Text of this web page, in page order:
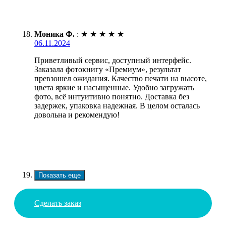
Моника Ф. : ★ ★ ★ ★ ★
06.11.2024
Приветливый сервис, доступный интерфейс.
Заказала фотокнигу «Премиум», результат
превзошел ожидания. Качество печати на высоте,
цвета яркие и насыщенные. Удобно загружать
фото, всё интуитивно понятно. Доставка без
задержек, упаковка надежная. В целом осталась
довольна и рекомендую!
Показать еще
Сделать заказ